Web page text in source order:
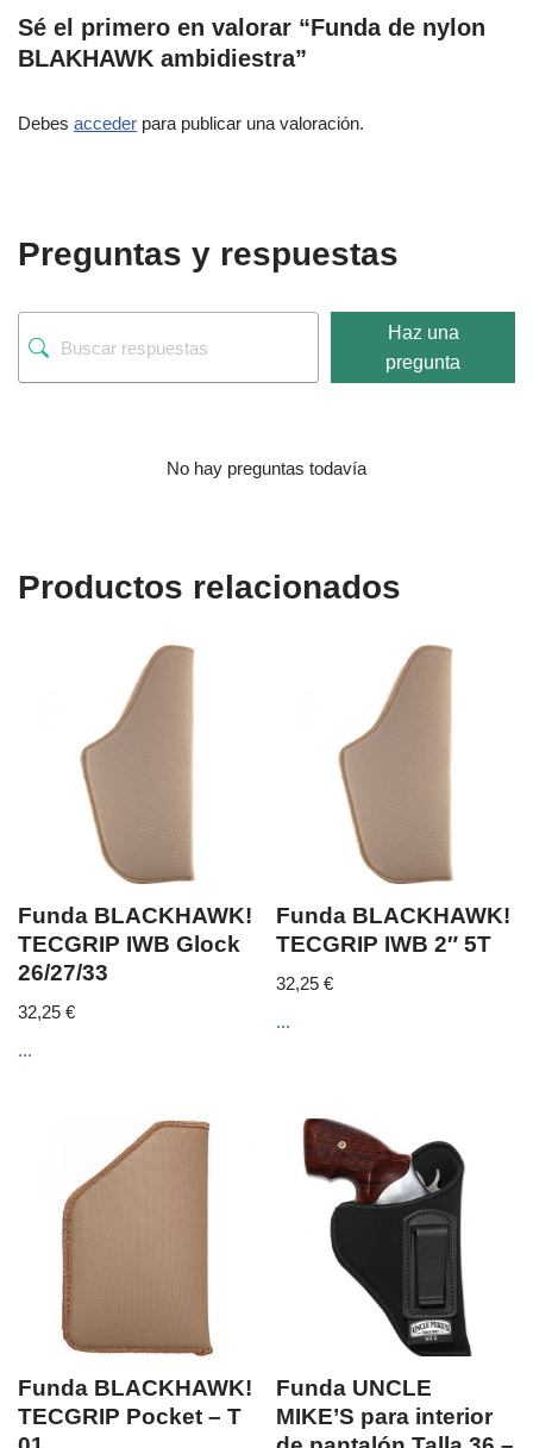
Sé el primero en valorar “Funda de nylon
BLAKHAWK ambidiestra”
Debes acceder para publicar una valoración.
Preguntas y respuestas
Haz una
pregunta
No hay preguntas todavía
Productos relacionados
Funda BLACKHAWK!
TECGRIP IWB Glock
26/27/33
32,25 €
...
Funda BLACKHAWK!
TECGRIP IWB 2″ 5T
32,25€
...
Funda BLACKHAWK!
TECGRIP Pocket – T
Funda UNCLE
MIKE’S para interior